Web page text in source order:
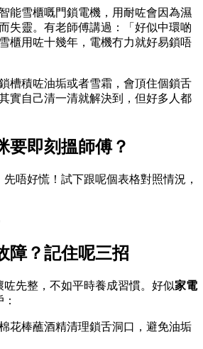
能雪櫃嘅門鎖電機，用耐咗會因為濕
失靈。有老師傅講過：「好似中環啲
櫃用咗十幾年，電機冇力就好易鎖唔
鎖槽積咗油垢或者雪霜，會頂住個鎖舌
實自己清一清就解決到，但好多人都
要即刻搵師傅？
唔好慌！試下跟呢個表格對照情況，
障？記住呢三招
先整，不如平時養成習慣。好似家電
棉花棒蘸酒精清理鎖舌洞口，避免油垢